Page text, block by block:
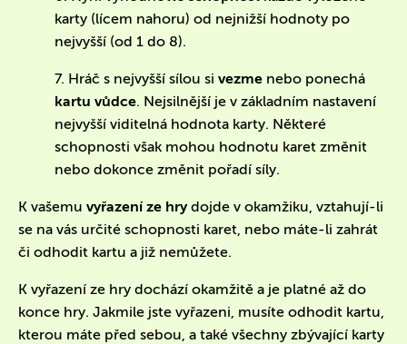
karty (lícem nahoru) od nejnižší hodnoty po
nejvyšší (od 1 do 8).
7. Hráč s nejvyšší sílou si vezme nebo ponechá
kartu vůdce. Nejsilnější je v základním nastavení
nejvyšší viditelná hodnota karty. Některé
schopnosti však mohou hodnotu karet změnit
nebo dokonce změnit pořadí síly.
K vašemu vyřazení ze hrydojde v okamžiku, vztahují-li
se na vás určité schopnosti karet, nebo máte-li zahrát
či odhodit kartu a již nemůžete.
K vyřazení ze hry dochází okamžitě a je platné až do
konce hry. Jakmile jste vyřazeni, musíte odhodit kartu,
kterou máte před sebou, a také všechny zbývající karty